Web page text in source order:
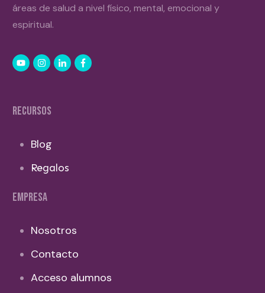
áreas de salud a nivel físico, mental, emocional y
espiritual.
RECURSOS
Blog
Regalos
EMPRESA
Nosotros
Contacto
Acceso alumnos